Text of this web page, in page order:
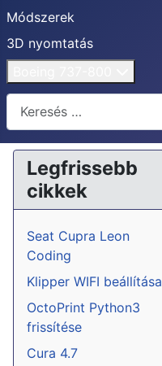
Módszerek
3D nyomtatás
Keresés...
Legfrissebb
cikkek
Seat Cupra Leon
Coding
Klipper WIFI beállítása
OctoPrint Python3
frissítése
Cura 4.7